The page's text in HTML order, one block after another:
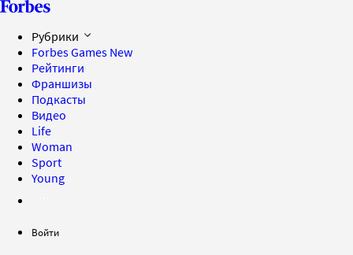
Рубрики
Forbes Games New
Рейтинги
Франшизы
Подкасты
Видео
Life
Woman
Sport
Young
Войти